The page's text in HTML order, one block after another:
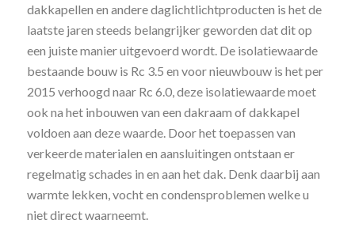
dakkapellen en andere daglichtlichtproducten is het de
laatste jaren steeds belangrijker geworden dat dit op
een juiste manier uitgevoerd wordt. De isolatiewaarde
bestaande bouw is Rc 3.5 en voor nieuwbouw is het per
2015 verhoogd naar Rc 6.0, deze isolatiewaarde moet
ook na het inbouwen van een dakraam of dakkapel
voldoen aan deze waarde. Door het toepassen van
verkeerde materialen en aansluitingen ontstaan er
regelmatig schades in en aan het dak. Denk daarbij aan
warmte lekken, vocht en condensproblemen welke u
niet direct waarneemt.